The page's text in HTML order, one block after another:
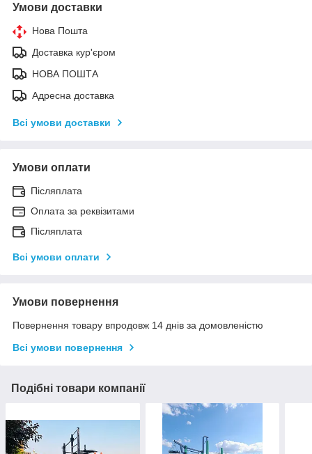
Умови доставки
Нова Пошта
Доставка кур'єром
НОВА ПОШТА
Адресна доставка
Всі умови доставки
Умови оплати
Післяплата
Оплата за реквізитами
Післяплата
Всі умови оплати
Умови повернення
Повернення товару впродовж 14 днів за домовленістю
Всі умови повернення
Подібні товари компанії